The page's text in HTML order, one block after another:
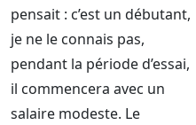
pensait : c’est un débutant,
je ne le connais pas,
pendant la période d’essai,
il commencera avec un
salaire modeste. Le